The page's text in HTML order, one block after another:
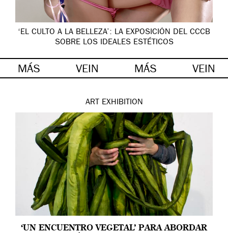
‘EL CULTO A LA BELLEZA’: LA EXPOSICIÓN DEL CCCB
SOBRE LOS IDEALES ESTÉTICOS
MÁS VEIN MÁS VEIN
ART EXHIBITION
‘UN ENCUENTRO VEGETAL’ PARA ABORDAR